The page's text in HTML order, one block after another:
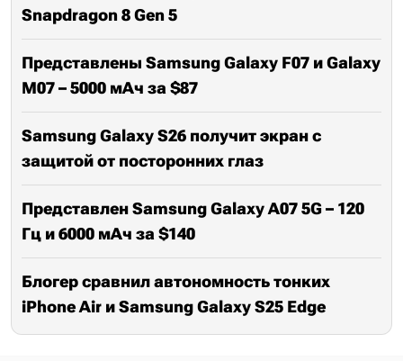
Snapdragon 8 Gen 5
Представлены Samsung Galaxy F07 и Galaxy
M07 – 5000 мАч за $87
Samsung Galaxy S26 получит экран с
защитой от посторонних глаз
Представлен Samsung Galaxy A07 5G – 120
Гц и 6000 мАч за $140
Блогер сравнил автономность тонких
iPhone Air и Samsung Galaxy S25 Edge